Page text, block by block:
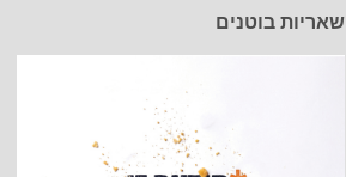
שאריות בוטנים